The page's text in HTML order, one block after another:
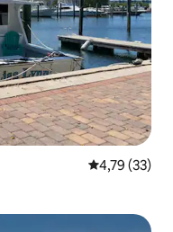
4,79 de uma
4,79 (33)